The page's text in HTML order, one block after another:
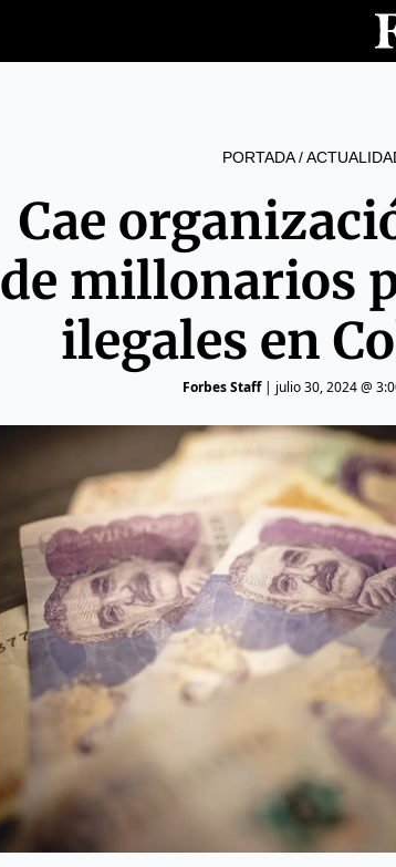
PORTADA/
Cae
de millonarios
ilegales en
Forbes Staff| julio 30, 2024 @